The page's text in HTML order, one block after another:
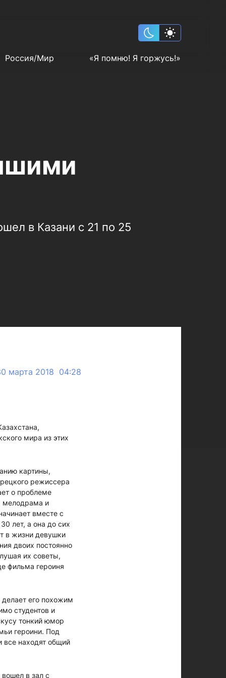
Россия/Мир «Я помню! Я горжусь!»
в Казани с 21 по 25
марта 2018 04:28
мира из этих
картины,
режиссера
о проблеме
мелодрама и
вместе с
лет, а она до сих
в жизни девушки
двоих постоянно
их советы,
фильма героиня
его похожим
студентов и
тонкий юмор
героини. Под
находят общий
в зал с